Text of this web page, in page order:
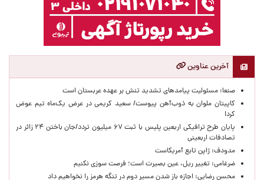
آخرین عناوین
صنعا: مسئولیت پیامدهای تشدید تنش بر عهده عربستان است
کاپیتان ملوان به ذوب‌آهن پیوست/ سعید کریمی در عرض یک‌ماه تیم عوض
کرد!
پایان طرح ترافیکی اربعین پلیس با ثبت ۶۷ میلیون تردد/جان باختن ۲۴ زائر در
تصادفات اربعینی
مدودف: ژاپن تابع آمریکاست
ضرغامی: تغییر ریل، عین بصیرت است؛ فرصت سوزی نکنیم
محسن رضایی: اجازه باز شدن مسیر دوم در تنگه هرمز را نخواهیم داد